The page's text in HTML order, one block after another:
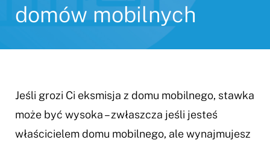
domów mobilnych
Jeśli grozi Ci eksmisja z domu mobilnego, stawka
może być wysoka – zwłaszcza jeśli jesteś
właścicielem domu mobilnego, ale wynajmujesz